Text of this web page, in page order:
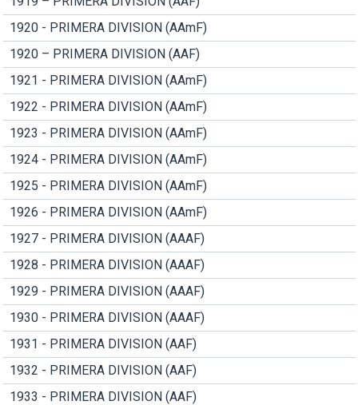
1920 - PRIMERA DIVISION (AAmF)
1920 – PRIMERA DIVISION (AAF)
1921 - PRIMERA DIVISION (AAmF)
1922 - PRIMERA DIVISION (AAmF)
1923 - PRIMERA DIVISION (AAmF)
1924 - PRIMERA DIVISION (AAmF)
1925 - PRIMERA DIVISION (AAmF)
1926 - PRIMERA DIVISION (AAmF)
1927 - PRIMERA DIVISION (AAAF)
1928 - PRIMERA DIVISION (AAAF)
1929 - PRIMERA DIVISION (AAAF)
1930 - PRIMERA DIVISION (AAAF)
1931 - PRIMERA DIVISION (AAF)
1932 - PRIMERA DIVISION (AAF)
1933 - PRIMERA DIVISION (AAF)